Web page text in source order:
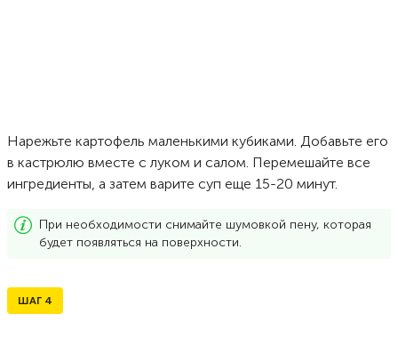
Нарежьте картофель маленькими кубиками. Добавьте его
в кастрюлю вместе с луком и салом. Перемешайте все
ингредиенты, а затем варите суп еще 15-20 минут.
При необходимости снимайте шумовкой пену, которая
будет появляться на поверхности.
ШАГ 4